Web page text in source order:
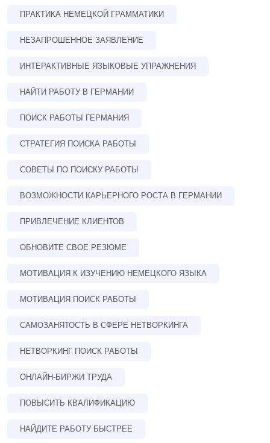
ПРАКТИКА НЕМЕЦКОЙ ГРАММАТИКИ
НЕЗАПРОШЕННОЕ ЗАЯВЛЕНИЕ
ИНТЕРАКТИВНЫЕ ЯЗЫКОВЫЕ УПРАЖНЕНИЯ
НАЙТИ РАБОТУ В ГЕРМАНИИ
ПОИСК РАБОТЫ ГЕРМАНИЯ
СТРАТЕГИЯ ПОИСКА РАБОТЫ
СОВЕТЫ ПО ПОИСКУ РАБОТЫ
ВОЗМОЖНОСТИ КАРЬЕРНОГО РОСТА В ГЕРМАНИИ
ПРИВЛЕЧЕНИЕ КЛИЕНТОВ
ОБНОВИТЕ СВОЕ РЕЗЮМЕ
МОТИВАЦИЯ К ИЗУЧЕНИЮ НЕМЕЦКОГО ЯЗЫКА
МОТИВАЦИЯ ПОИСК РАБОТЫ
САМОЗАНЯТОСТЬ В СФЕРЕ НЕТВОРКИНГА
НЕТВОРКИНГ ПОИСК РАБОТЫ
ОНЛАЙН-БИРЖИ ТРУДА
ПОВЫСИТЬ КВАЛИФИКАЦИЮ
НАЙДИТЕ РАБОТУ БЫСТРЕЕ